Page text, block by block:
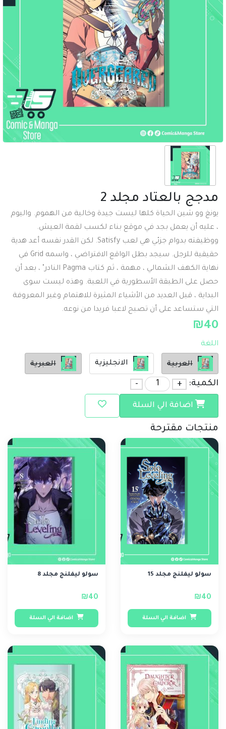
مدجج بالعتاد مجلد 2
يونغ وو شين الحياة كلها ليست جيدة وخالية من الهموم. واليوم
، عليه أن يعمل بجد في موقع بناء لكسب لقمة العيش.
ووظيفته بدوام جزئي هي لعب Satisfy. لكن القدر نفسه أعد هدية
حقيقية للرجل. سيجد بطل الواقع الافتراضي ، واسمه Grid في
نهاية الكهف الشمالي ، مهمة ، ثم كتاب Pagma النادر" ، بعد أن
حصل على الطبقة الأسطورية في اللعبة. وهذه ليست سوى
البداية ، قبل العديد من الأشياء المثيرة للاهتمام وغير المعروفة
التي ستساعد على أن تصبح لاعبا فريدا من نوعه.
₪40
اللغة
العربية الانجليزية العبرية
الكمية: +
-
اضافة الي السلة
منتجات مقترحة
سولو ليفلنج مجلد 15
₪40
اضافة الي السلة
سولو ليفلنج مجلد 8
₪40
اضافة الي السلة